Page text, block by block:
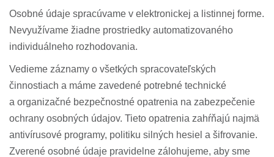
Osobné údaje spracúvame v elektronickej a listinnej forme.
Nevyužívame žiadne prostriedky automatizovaného
individuálneho rozhodovania.
Vedieme záznamy o všetkých spracovateľských
činnostiach a máme zavedené potrebné technické
a organizačné bezpečnostné opatrenia na zabezpečenie
ochrany osobných údajov. Tieto opatrenia zahŕňajú najmä
antivírusové programy, politiku silných hesiel a šifrovanie.
Zverené osobné údaje pravidelne zálohujeme, aby sme